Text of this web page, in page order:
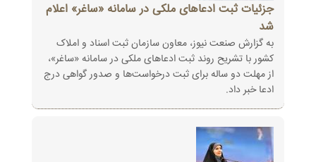
جزئیات ثبت ادعاهای ملکی در سامانه «ساغر» اعلام
شد
به گزارش صنعت نیوز، معاون سازمان ثبت اسناد و املاک
کشور با تشریح روند ثبت ادعاهای ملکی در سامانه «ساغر»،
از ‏مهلت دو ساله برای ثبت درخواست‌ها و صدور گواهی درج
ادعا خبر داد‎.‎